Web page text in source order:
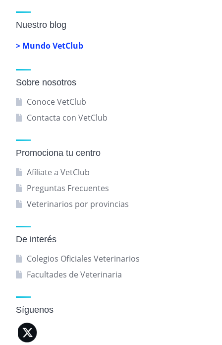
Nuestro blog
> Mundo VetClub
Sobre nosotros
Conoce VetClub
Contacta con VetClub
Promociona tu centro
Afíliate a VetClub
Preguntas Frecuentes
Veterinarios por provincias
De interés
Colegios Oficiales Veterinarios
Facultades de Veterinaria
Síguenos